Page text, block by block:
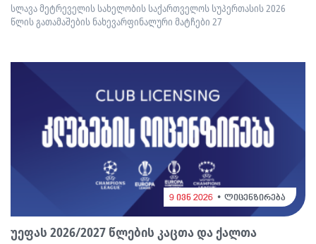
სლავა მეტრეველის სახელობის საქართველოს სუპერთასის 2026
წლის გათამაშების ნახევარფინალური მატჩები 27
9 ივნ 2026 ლიცენზირება
უეფას 2026/2027 წლების კაცთა და ქალთა